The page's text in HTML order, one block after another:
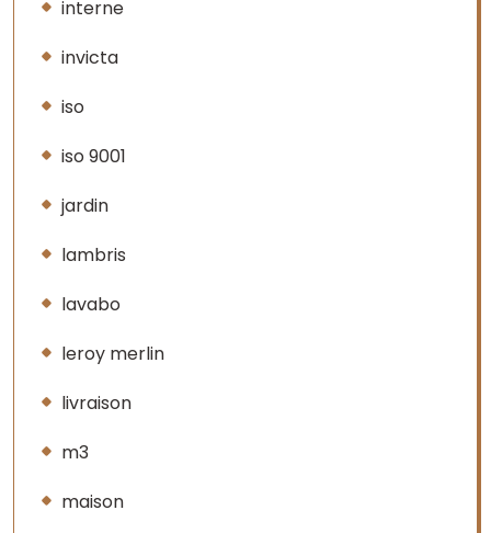
interne
invicta
iso
iso 9001
jardin
lambris
lavabo
leroy merlin
livraison
m3
maison